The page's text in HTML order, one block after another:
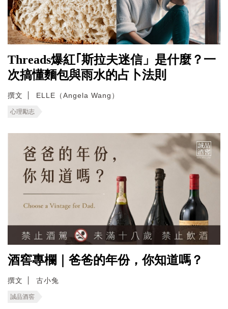
Threads爆紅｢斯拉夫迷信」是什麼？一
次搞懂麵包與雨水的占卜法則
撰文 ELLE（Angela Wang）
心理勵志
酒窖專欄｜爸爸的年份，你知道嗎？
撰文 古小兔
誠品酒窖